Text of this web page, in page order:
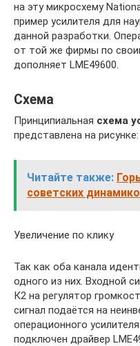
на эту микросхему
пример усилителя для
данной разработки.
от той же фирмы по
дополняет LME49600.
Схема
Принципиальная схема
представлена на рисунке:
Читайте также:
советских
Увеличение по клику
Так как оба канала
одного из них. Входной
К2 на регулятор
сигнал подаётся на
операционного
подключен драйвер